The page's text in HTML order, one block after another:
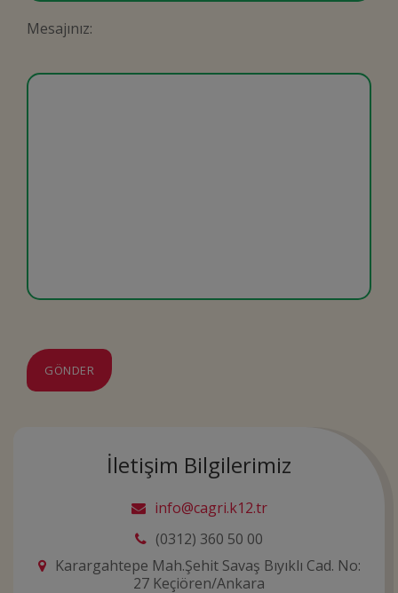
Mesajınız:
İletişim Bilgilerimiz
info@cagri.k12.tr
(0312) 360 50 00
Karargahtepe Mah.Şehit Savaş Bıyıklı Cad. No:
27 Keçiören/Ankara